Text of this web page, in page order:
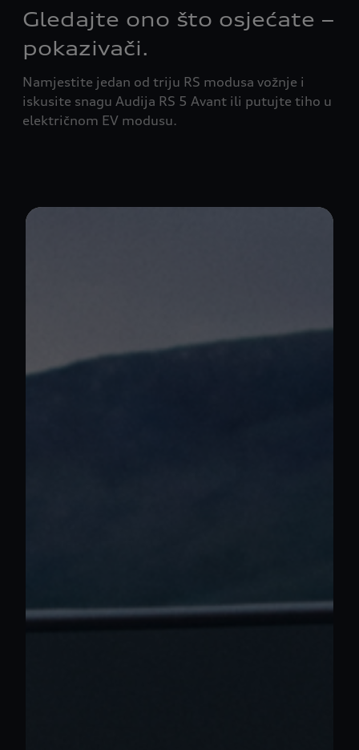
Gledajte ono što osjećate –
pokazivači.
Namjestite jedan od triju RS modusa vožnje i
iskusite snagu Audija RS 5 Avant ili putujte tiho u
električnom EV modusu.